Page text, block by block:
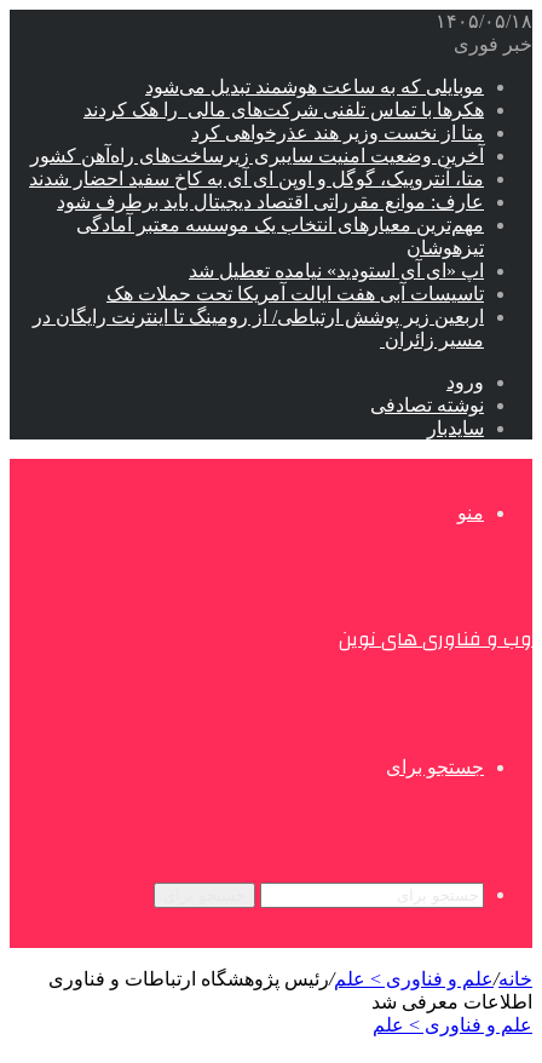
۱۴۰۵/۰۵/۱۸
خبر فوری
موبایلی که به ساعت هوشمند تبدیل می‌شود
هکرها با تماس تلفنی شرکت‌های مالی را هک کردند
متا از نخست وزیر هند عذرخواهی کرد
آخرین وضعیت امنیت سایبری زیرساخت‌های راه‌آهن کشور
متا، آنتروپیک، گوگل و اوپن ای آی به کاخ سفید احضار شدند
عارف: موانع مقرراتی اقتصاد دیجیتال باید برطرف شود
مهم‌ترین معیارهای انتخاب یک موسسه معتبر آمادگی
تیزهوشان
اپ «ای آی استودید» نیامده تعطیل شد
تاسیسات آبی هفت ایالت آمریکا تحت حملات هک
اربعین زیر پوشش ارتباطی/ از رومینگ تا اینترنت رایگان در
مسیر زائران
ورود
نوشته تصادفی
سایدبار
منو
وب و فناوری های نوین
جستجو برای
خانه/علم و فناوری‌ > علم/رئیس پژوهشگاه ارتباطات و فناوری
اطلاعات معرفی شد
علم و فناوری‌ > علم